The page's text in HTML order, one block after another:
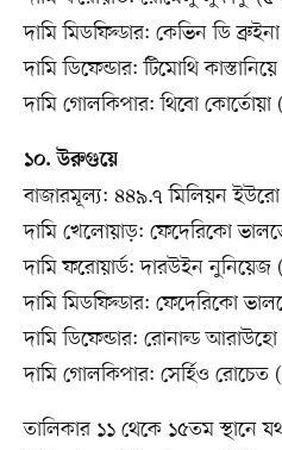
দামি মিডফিল্ডার: কেভিন ডি ব্রুইনা
দামি ডিফেন্ডার: টিমোথি
দামি গোলকিপার: থিবো
১০. উরুগুয়ে
বাজারমূল্য: ৪৪৯.৭ মিলিয়ন ইউরো
দামি খেলোয়াড়: ফেদেরিকো
দামি ফরোয়ার্ড: দারউইন নুনিয়েজ
দামি মিডফিল্ডার: ফেদেরিকো
দামি ডিফেন্ডার: রোনাল্ড
দামি গোলকিপার: সের্হিও রোচেত
তালিকার ১১ থেকে ১৫তম স্থানে